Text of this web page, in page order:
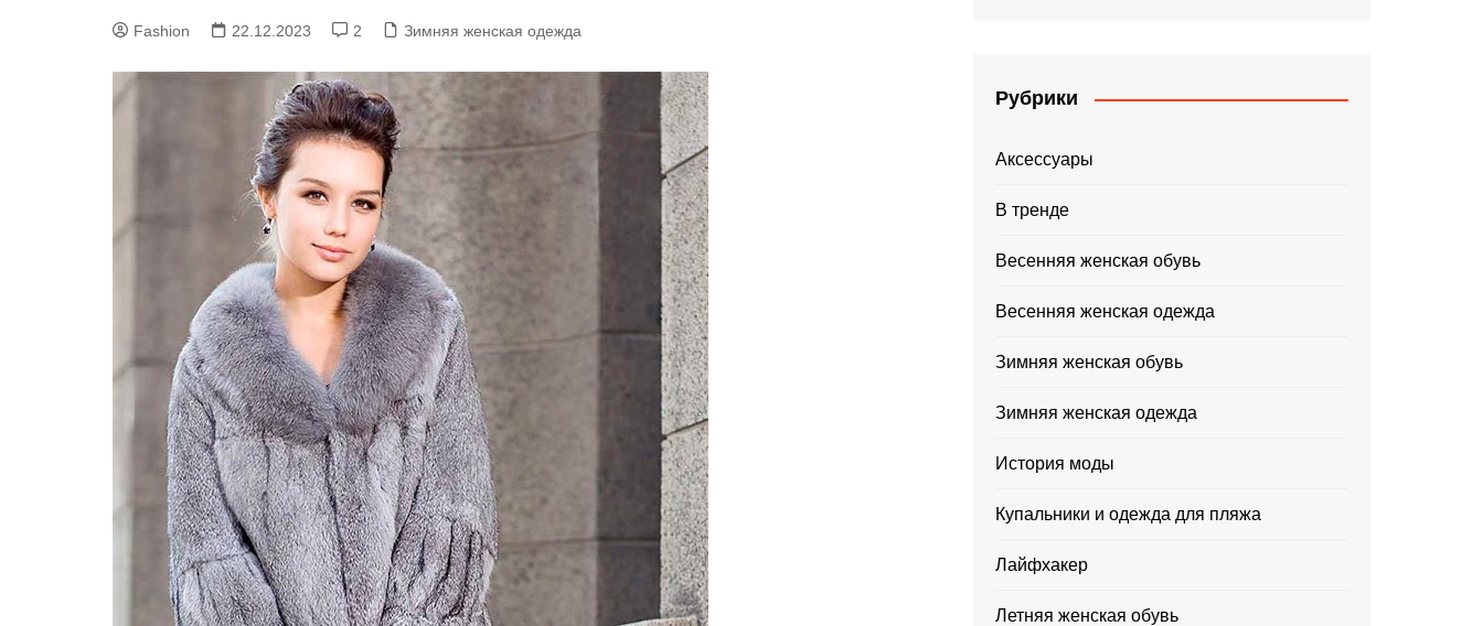
Fashion 22.12.2023 2 Зимняя женская одежда
Рубрики
Аксессуары
В тренде
Весенняя женская обувь
Весенняя женская одежда
Зимняя женская обувь
Зимняя женская одежда
История моды
Купальники и одежда для пляжа
Лайфхакер
Летняя женская обувь